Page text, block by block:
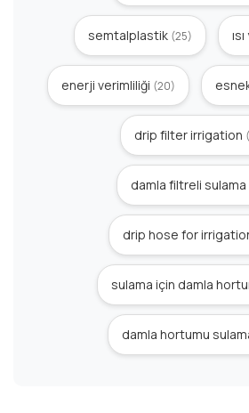
semtalplastik (25)
enerji verimliliği (20)
drip filter irrigation
damla filtreli sulama
drip hose for
sulama için damla
damla hortumu